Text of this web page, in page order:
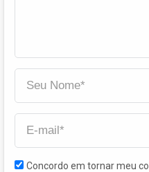
Concordo em tornar meu